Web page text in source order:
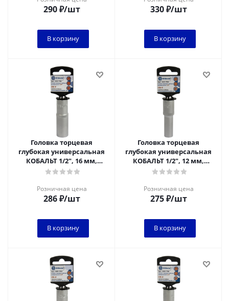
290₽/шт
В корзину
330₽/шт
В корзину
Головка торцевая
глубокая универсальная
КОБАЛЬТ 1/2", 16 мм,
SPLINE Cr-V (1 шт.) подвес
Розничная цена
286₽/шт
В корзину
Головка торцевая
глубокая универсальная
КОБАЛЬТ 1/2", 12 мм,
SPLINE Cr-V (1 шт.) подвес
Розничная цена
275₽/шт
В корзину